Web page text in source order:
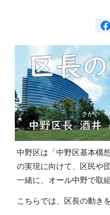
中野区は「中野区基本構
の実現に向けて、区民や
一緒に、オール中野で取
こちらでは、区長の動き